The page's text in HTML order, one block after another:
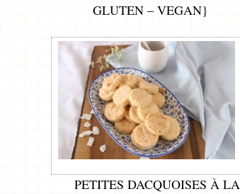
GLUTEN – VEGAN}
PETITES DACQUOISES À LA